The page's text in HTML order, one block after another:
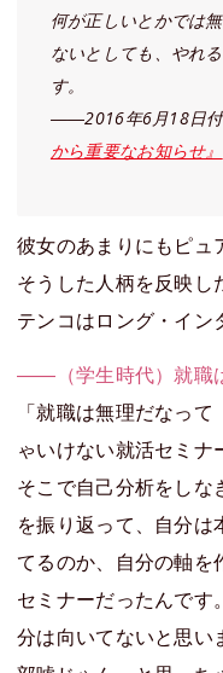
何が正しいとかでは
ないとしても、やれ
す。
――2016年6月18日
から重要なお知らせ』
彼女のあまりにもピュ
そうした人柄を反映し
テンコはロング・イン
――（学生時代）就職
「就職は無理だなっ
ゃいけない就活セミナ
そこで自己分析をしな
を振り返って、自分
てるのか、自分の軸を
セミナーだったんです
分は向いてないと思い